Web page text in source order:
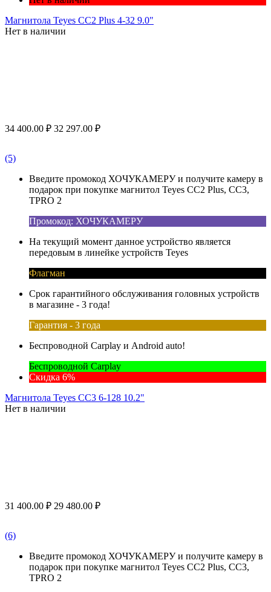
Магнитола Teyes CC2 Plus 4-32 9.0"
Нет в наличии
34 400.00 ₽ 32 297.00 ₽
(5)
Введите промокод ХОЧУКАМЕРУ и получите камеру в
подарок при покупке магнитол Teyes CC2 Plus, CC3,
TPRO 2
Промокод: ХОЧУКАМЕРУ
На текущий момент данное устройство является
передовым в линейке устройств Teyes
Флагман
Срок гарантийного обслуживания головных устройств
в магазине - 3 года!
Гарантия - 3 года
Беспроводной Carplay и Android auto!
Беспроводной Carplay
Скидка 6%
Магнитола Teyes CC3 6-128 10.2"
Нет в наличии
31 400.00 ₽ 29 480.00 ₽
(6)
Введите промокод ХОЧУКАМЕРУ и получите камеру в
подарок при покупке магнитол Teyes CC2 Plus, CC3,
TPRO 2